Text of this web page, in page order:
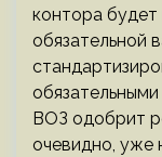
контора
обязательной
ВОЗ одобрит
очевидно, уже